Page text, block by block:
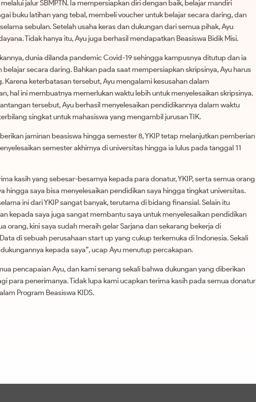
jalur SBMPTN. Ia mempersiapkan diri dengan baik, belajar mandiri
buku latihan yang tebal, membeli voucher untuk belajar secara daring, dan
sebulan. Setelah usaha keras dan dukungan dari semua pihak, Ayu
Tidak hanya itu, Ayu juga berhasil mendapatkan Beasiswa Bidik Misi.
dunia dilanda pandemic Covid-19 sehingga kampusnya ditutup dan ia
secara daring. Bahkan pada saat mempersiapkan skripsinya, Ayu harus
Karena keterbatasan tersebut, Ayu mengalami kesusahan dalam
hal ini membuatnya memerlukan waktu lebih untuk menyelesaikan skripsinya.
tersebut, Ayu berhasil menyelesaikan pendidikannya dalam waktu
singkat untuk mahasiswa yang mengambil jurusan TIK.
jaminan beasiswa hingga semester 8, YKIP tetap melanjutkan pemberian
semester akhirnya di universitas hingga ia lulus pada tanggal 11
kasih yang sebesar-besarnya kepada para donatur, YKIP, serta semua orang
hingga saya bisa menyelesaikan pendidikan saya hingga tingkat universitas.
ini dari YKIP sangat banyak, terutama di bidang finansial. Selain itu
kepada saya juga sangat membantu saya untuk menyelesaikan pendidikan
orang, kini saya sudah meraih gelar Sarjana dan sekarang bekerja di
di sebuah perusahaan start up yang cukup terkemuka di Indonesia. Sekali
kepada saya”, ucap Ayu menutup percakapan.
pencapaian Ayu, dan kami senang sekali bahwa dukungan yang diberikan
para penerimanya. Tidak lupa kami ucapkan terima kasih pada semua donatur
Program Beasiswa KIDS.